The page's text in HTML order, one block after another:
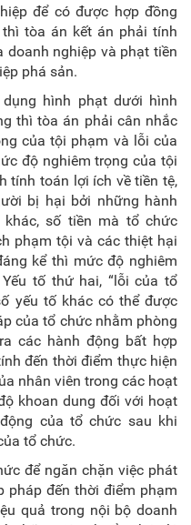
để có được hợp đồng
tòa án kết án phải tính
nghiệp và phạt tiền
phá sản.
hình phạt dưới hình
thì tòa án phải cân nhắc
của tội phạm và lỗi của
độ nghiêm trọng của tội
tính toán lợi ích về tiền tệ,
bị hại bởi những hành
số tiền mà tổ chức
phạm tội và các thiệt hại
kể thì mức độ nghiêm
tố thứ hai, “lỗi của tổ
yếu tố khác có thể được
của tổ chức nhằm phòng
các hành động bất hợp
đến thời điểm thực hiện
nhân viên trong các hoạt
khoan dung đối với hoạt
của tổ chức sau khi
tổ chức.
để ngăn chặn việc phát
pháp đến thời điểm phạm
quả trong nội bộ doanh